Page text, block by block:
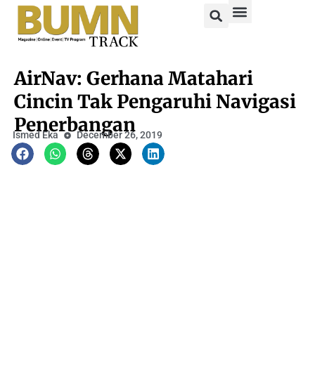
AirNav: Gerhana Matahari
Cincin Tak Pengaruhi Navigasi
Penerbangan
Ismed Eka December 26, 2019